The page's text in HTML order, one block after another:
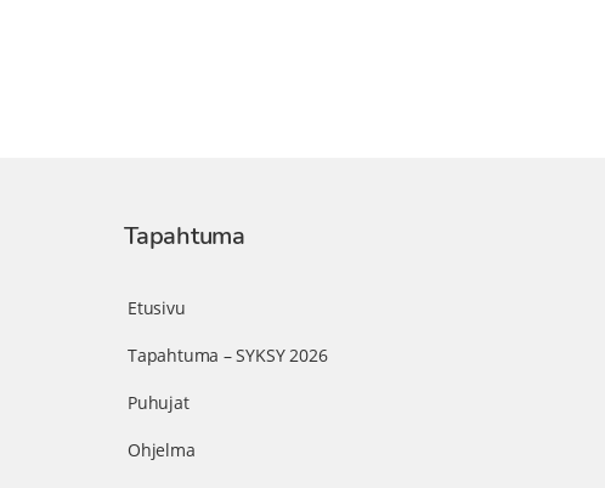
Tapahtuma
Etusivu
Tapahtuma – SYKSY 2026
Puhujat
Ohjelma